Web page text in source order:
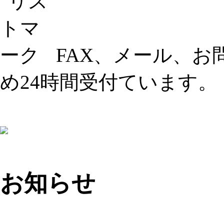
FAX、メール、お
め24時間受付ています。
お知らせ